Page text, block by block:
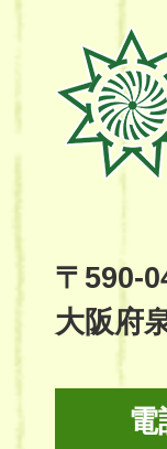
熊
取
町
Kumatori
Site
〒590-
大阪府
電